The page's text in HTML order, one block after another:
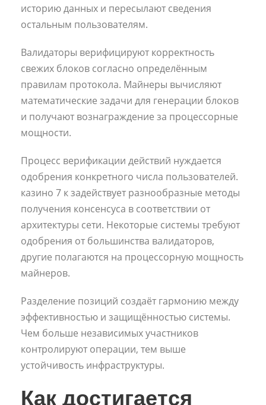
историю данных и пересылают сведения
остальным пользователям.
Валидаторы верифицируют корректность
свежих блоков согласно определённым
правилам протокола. Майнеры вычисляют
математические задачи для генерации блоков
и получают вознаграждение за процессорные
мощности.
Процесс верификации действий нуждается
одобрения конкретного числа пользователей.
казино 7 к задействует разнообразные методы
получения консенсуса в соответствии от
архитектуры сети. Некоторые системы требуют
одобрения от большинства валидаторов,
другие полагаются на процессорную мощность
майнеров.
Разделение позиций создаёт гармонию между
эффективностью и защищённостью системы.
Чем больше независимых участников
контролируют операции, тем выше
устойчивость инфраструктуры.
Как достигается